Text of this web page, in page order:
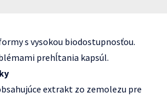
s vysokou biodostupnosťou.
prehĺtania kapsúl.
extrakt zo zemolezu pre